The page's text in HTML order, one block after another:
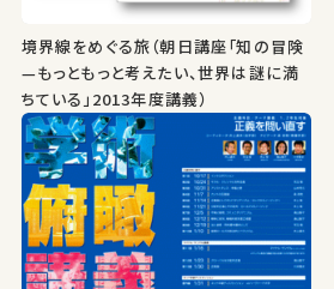
境界線をめぐる旅（朝日講座「知の冒険
—もっともっと考えたい、世界は謎に満
ちている」2013年度講義）